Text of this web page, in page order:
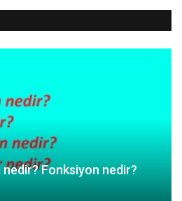
Fonksiyon nedir?